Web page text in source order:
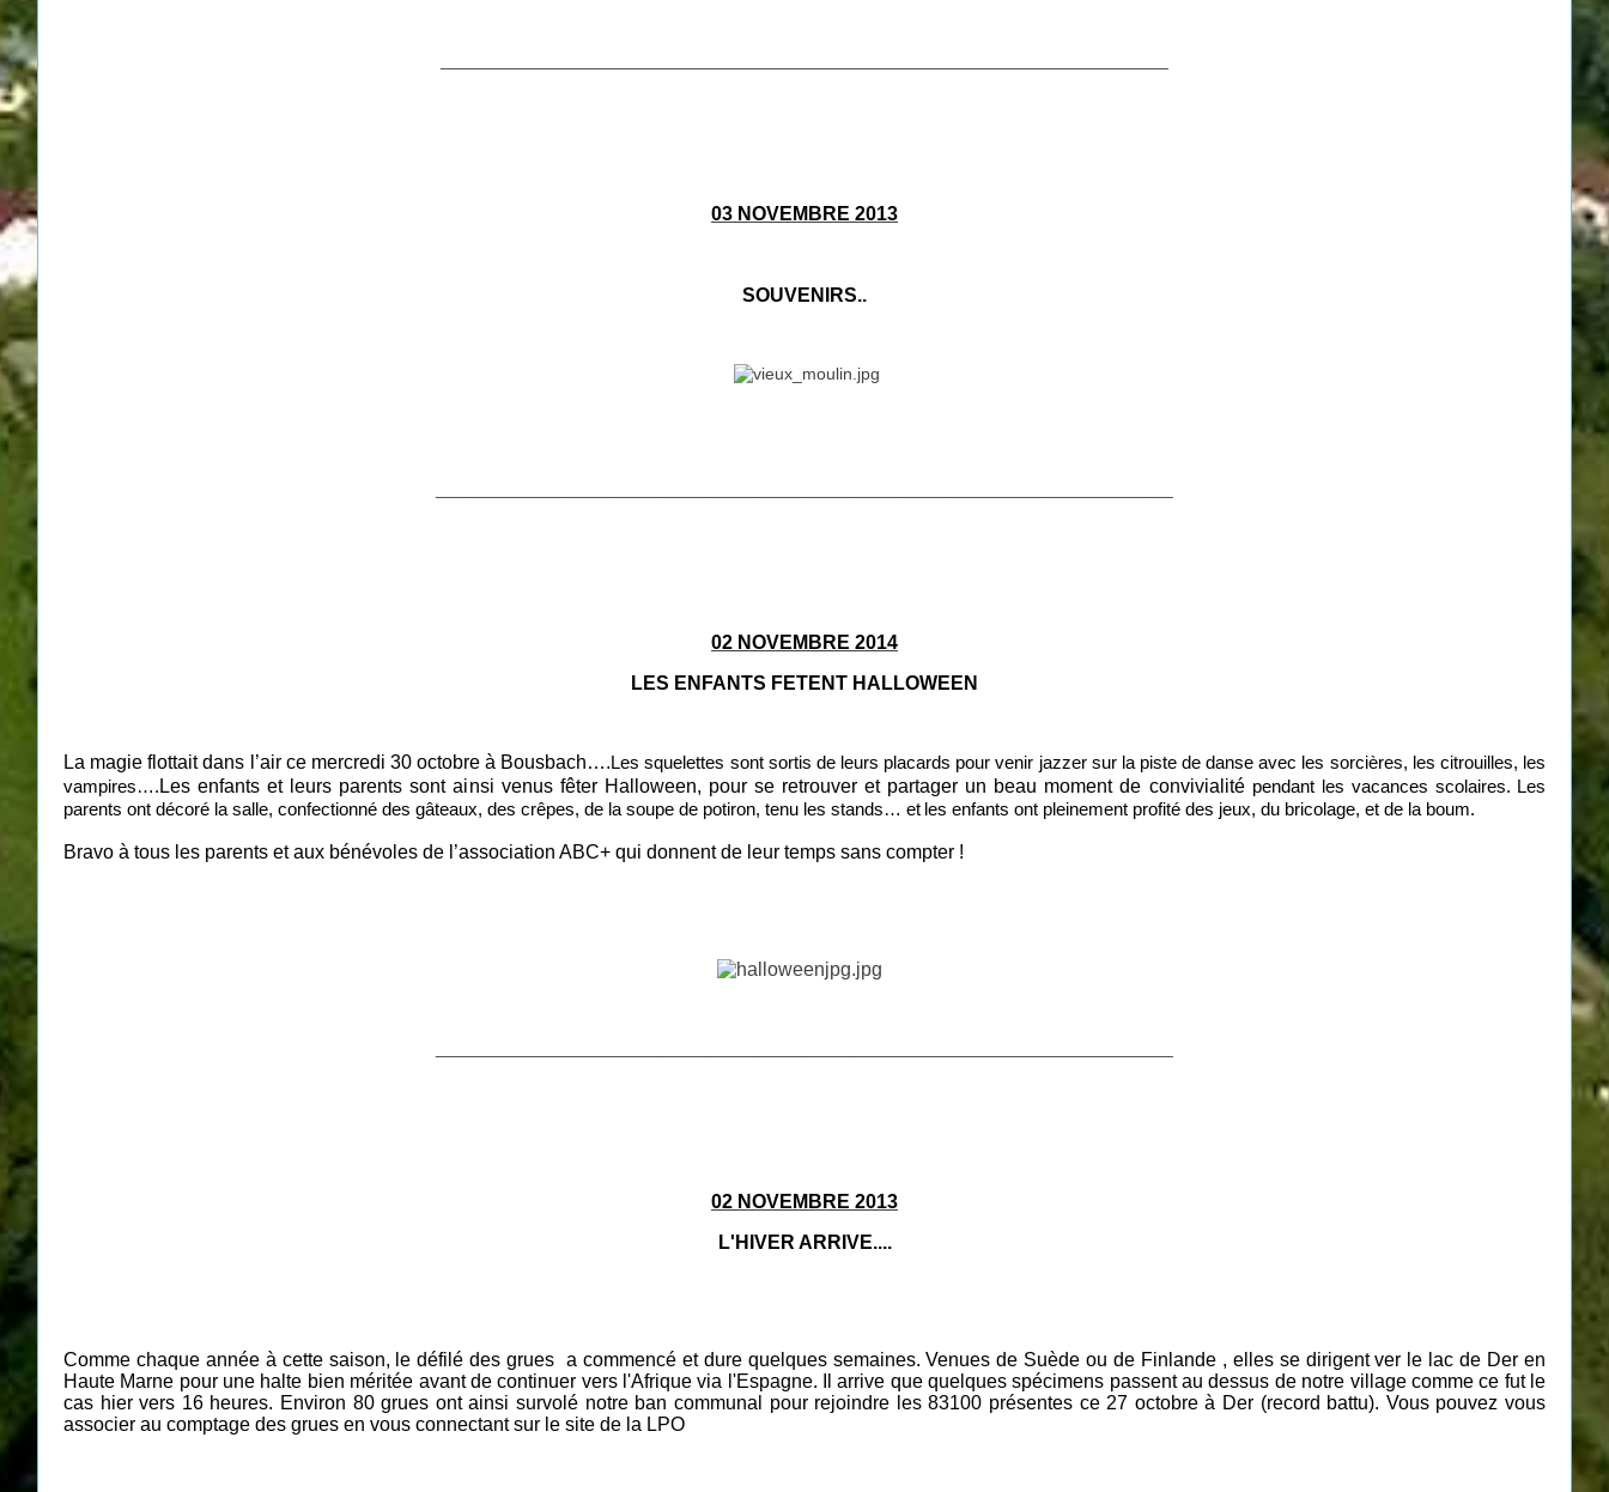
03 NOVEMBRE 2013
SOUVENIRS..
02 NOVEMBRE 2014
LES ENFANTS FETENT HALLOWEEN
La magie flottait dans l’air ce mercredi 30 octobre à Bousbach…. Les squelettes sont sortis de leurs placards pour venir jazzer sur la piste de danse avec les sorcières, les citrouilles, les
vampires…. Les enfants et leurs parents sont ainsi venus fêter Halloween, pour se retrouver et partager un beau moment de convivialité pendant les vacances scolaires. Les
parents ont décoré la salle, confectionné des gâteaux, des crêpes, de la soupe de potiron, tenu les stands… et les enfants ont pleinement profité des jeux, du bricolage, et de la boum.
Bravo à tous les parents et aux bénévoles de l’association ABC+ qui donnent de leur temps sans compter !
02 NOVEMBRE 2013
L'HIVER ARRIVE....
Comme chaque année à cette saison, le défilé des grues a commencé et dure quelques semaines. Venues de Suède ou de Finlande , elles se dirigent ver le lac de Der en
Haute Marne pour une halte bien méritée avant de continuer vers l'Afrique via l'Espagne. Il arrive que quelques spécimens passent au dessus de notre village comme ce fut le
cas hier vers 16 heures. Environ 80 grues ont ainsi survolé notre ban communal pour rejoindre les 83100 présentes ce 27 octobre à Der (record battu). Vous pouvez vous
associer au comptage des grues en vous connectant sur le site de la LPO